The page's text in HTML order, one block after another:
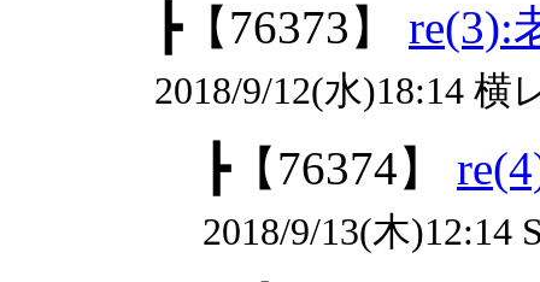
┣【76373】 re(3):
2018/9/12(水)18:14
┣【76374】
2018/9/13(木)12:14